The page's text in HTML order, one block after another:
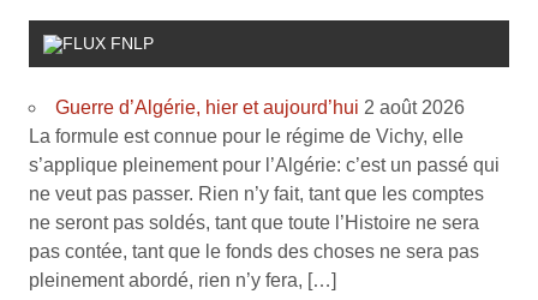
FNLP
Guerre d’Algérie, hier et aujourd’hui 2 août 2026
La formule est connue pour le régime de Vichy, elle
s’applique pleinement pour l’Algérie: c’est un passé qui
ne veut pas passer. Rien n’y fait, tant que les comptes
ne seront pas soldés, tant que toute l’Histoire ne sera
pas contée, tant que le fonds des choses ne sera pas
pleinement abordé, rien n’y fera, […]